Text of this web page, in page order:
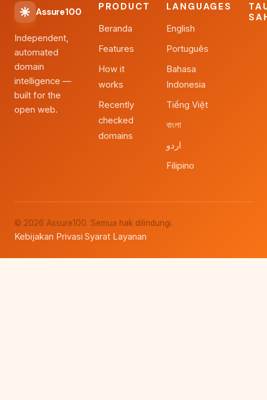
Assure100
Independent,
automated
domain
intelligence —
built for the
open web.
PRODUCT
Beranda
Features
How it
works
Recently
checked
domains
LANGUAGES
English
Português
Bahasa
Indonesia
Tiếng Việt
বাংলা
اردو
Filipino
© 2026 Assure100. Semua hak dilindungi.
Kebijakan Privasi·Syarat Layanan